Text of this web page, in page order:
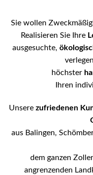
Sie wollen
Realisieren Sie Ihre
ausgesuchte,
höchster
Ihren
Unsere zufriedenen
aus Balingen,
dem ganzen
angrenzenden